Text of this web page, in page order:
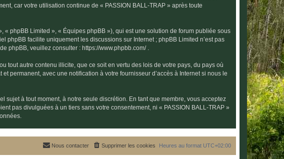
car votre utilisation continue de « PASSION BALL-TRAP » après toute
phpBB Limited », « Équipes phpBB »), qui est une solution de forum publiée sous
phpBB facilite uniquement les discussions sur Internet ; phpBB Limited n’est pas
phpBB, veuillez consulter : https://www.phpbb.com/ .
tout autre contenu illicite, que ce soit en vertu des lois de votre pays, du pays où
permanent, avec une notification à votre fournisseur d’accès à Internet si nous le
sujet à tout moment, à notre seule discrétion. En tant que membre, vous acceptez
pas divulguées à un tiers sans votre consentement, ni « PASSION BALL-TRAP »
Heures au format UTC+02:00
Supprimer les cookies
Nous contacter